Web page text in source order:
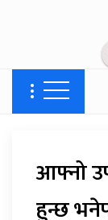
आफ्नो
हुन्छ